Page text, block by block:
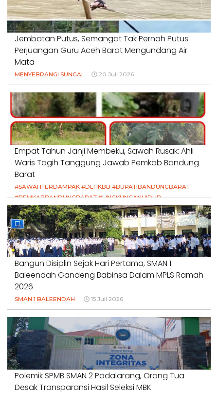
Jembatan Putus, Semangat Tak Pernah Putus:
Perjuangan Guru Aceh Barat Mengundang Air
Mata
MENYEBRANGI SUNGAI 20 Juli 2026
Empat Tahun Janji Membeku, Sawah Rusak: Ahli
Waris Tagih Tanggung Jawab Pemkab Bandung
Barat
#SAWAHTERDAMPAK #DLHKBB #BUPATIBANDUNGBARAT
#PEMKABBANDUNGBARAT #LINGKUNGANHIDUP
#HAKPETANI #KEADILANUNTUKPETANI
#NORMALISASISALURAN #IRIGASIRUSAK
#DUGAANPENCEMARAN #AKUNTABILITASPEMERINTAH
18 Juli 2026
Bangun Disiplin Sejak Hari Pertama, SMAN 1
Baleendah Gandeng Babinsa Dalam MPLS Ramah
2026
SMAN 1 BALEENDAH 15 Juli 2026
Polemik SPMB SMAN 2 Padalarang, Orang Tua
Desak Transparansi Hasil Seleksi MBK